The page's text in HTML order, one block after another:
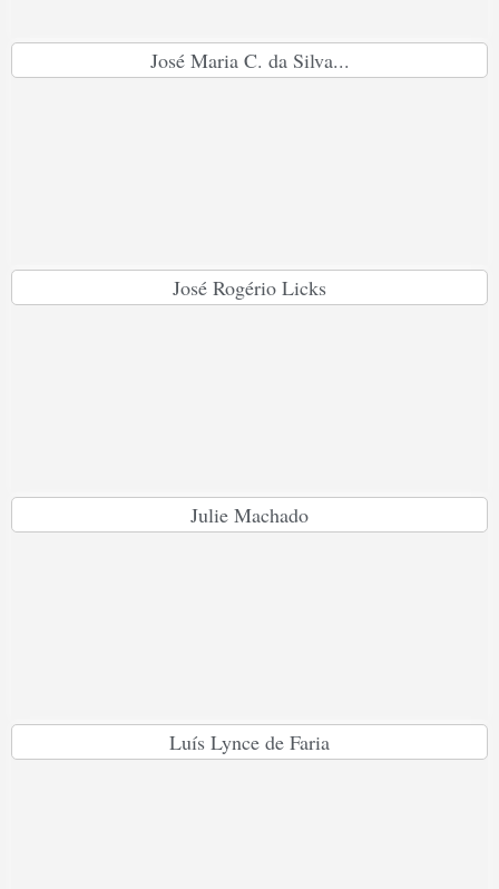
José Maria C. da Silva...
José Rogério Licks
Julie Machado
Luís Lynce de Faria